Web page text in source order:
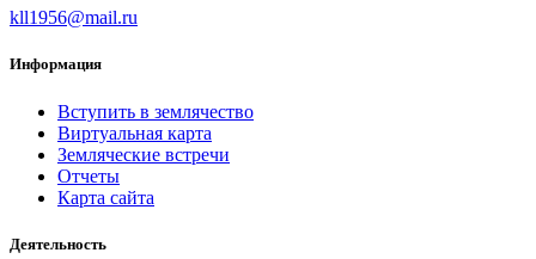
kll1956@mail.ru
Информация
Вступить в землячество
Виртуальная карта
Земляческие встречи
Отчеты
Карта сайта
Деятельность